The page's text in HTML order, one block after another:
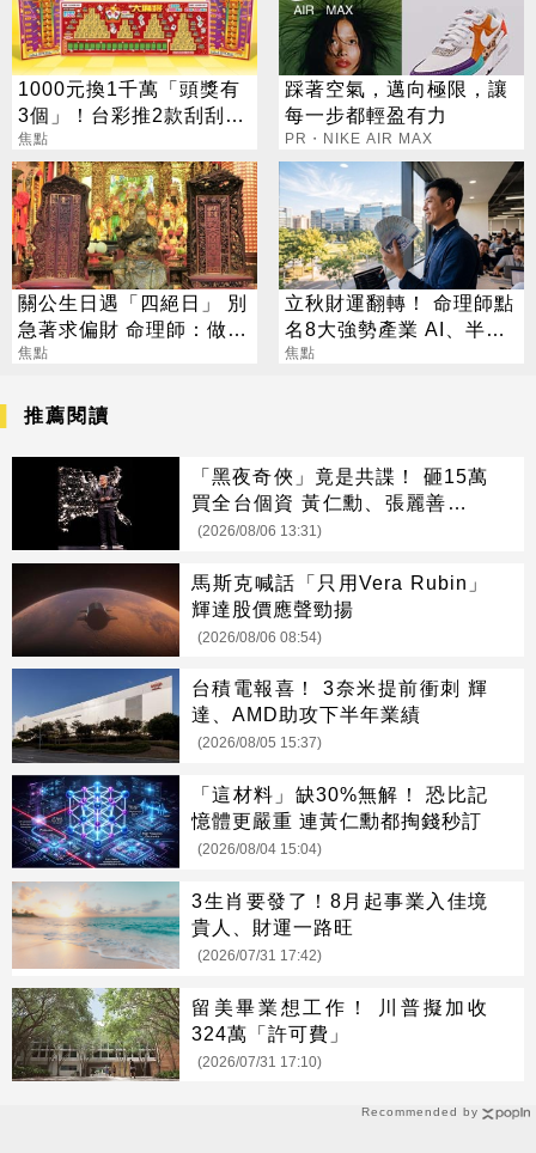
1000元換1千萬「頭獎有
3個」！台彩推2款刮刮樂
總獎金逾33億
焦點
踩著空氣，邁向極限，讓
每一步都輕盈有力
PR・NIKE AIR MAX
關公生日遇「四絕日」 別
急著求偏財 命理師：做1
事更有效
焦點
立秋財運翻轉！ 命理師點
名8大強勢產業 AI、半導
體成最強黑馬
焦點
Recommended by
推薦閱讀
「黑夜奇俠」竟是共諜！ 砸15萬
買全台個資 黃仁勳、張麗善也受
害
(2026/08/06 13:31)
馬斯克喊話「只用Vera Rubin」
輝達股價應聲勁揚
(2026/08/06 08:54)
台積電報喜！ 3奈米提前衝刺 輝
達、AMD助攻下半年業績
(2026/08/05 15:37)
「這材料」缺30%無解！ 恐比記
憶體更嚴重 連黃仁勳都掏錢秒訂
(2026/08/04 15:04)
3生肖要發了！8月起事業入佳境
貴人、財運一路旺
(2026/07/31 17:42)
留美畢業想工作！ 川普擬加收
324萬「許可費」
(2026/07/31 17:10)